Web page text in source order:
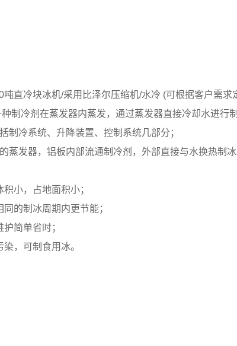
吨直冷块冰机/采用比泽尔压缩机/水冷 (可根据客户需求
种制冷剂在蒸发器内蒸发，通过蒸发器直接冷却水进行
制冷系统、升降装置、控制系统几部分；
蒸发器，铝板内部流通制冷剂，外部直接与水换热制冰
小，占地面积小；
的制冰周期内更节能；
简单省时；
，可制食用冰。